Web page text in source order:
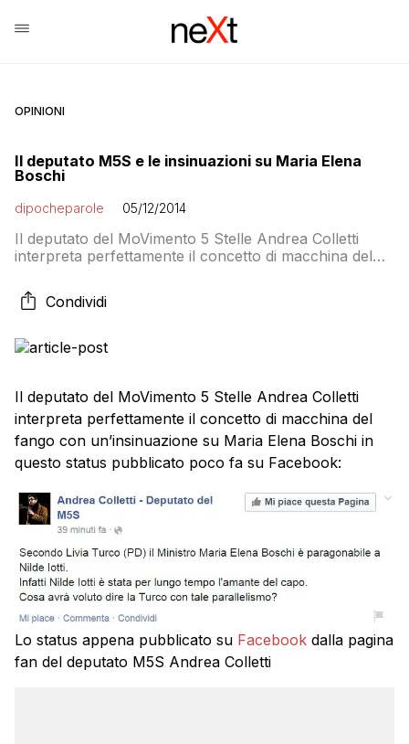
OPINIONI
Il deputato M5S e le insinuazioni su Maria Elena
Boschi
dipocheparole 05/12/2014
Il deputato del MoVimento 5 Stelle Andrea Colletti
interpreta perfettamente il concetto di macchina del
questo status pubblicato poco fa su Facebook: E
quando qualcuno gli fa notare l’enormità
Condividi
Il deputato del MoVimento 5 Stelle Andrea Colletti
interpreta perfettamente il concetto di macchina del
fango con un’insinuazione su Maria Elena Boschi in
questo status pubblicato poco fa su Facebook:
Lo status appena pubblicato su Facebook dalla pagina
fan del deputato M5S Andrea Colletti